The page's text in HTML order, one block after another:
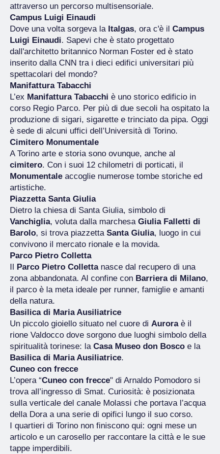
attraverso un percorso multisensoriale.
Campus Luigi Einaudi
Dove una volta sorgeva la Italgas, ora c'è il Campus
Luigi Einaudi. Sapevi che è stato progettato
dall'architetto britannico Norman Foster ed è stato
inserito dalla CNN tra i dieci edifici universitari più
spettacolari del mondo?
Manifattura Tabacchi
L’ex Manifattura Tabacchi è uno storico edificio in
corso Regio Parco. Per più di due secoli ha ospitato la
produzione di sigari, sigarette e trinciato da pipa. Oggi
è sede di alcuni uffici dell’Università di Torino.
Cimitero Monumentale
A Torino arte e storia sono ovunque, anche al
cimitero. Con i suoi 12 chilometri di porticati, il
Monumentale accoglie numerose tombe storiche ed
artistiche.
Piazzetta Santa Giulia
Dietro la chiesa di Santa Giulia, simbolo di
Vanchiglia, voluta dalla marchesa Giulia Falletti di
Barolo, si trova piazzetta Santa Giulia, luogo in cui
convivono il mercato rionale e la movida.
Parco Pietro Colletta
Il Parco Pietro Collettanasce dal recupero di una
zona abbandonata. Al confine con Barriera di Milano,
il parco è la meta ideale per runner, famiglie e amanti
della natura.
Basilica di Maria Ausiliatrice
Un piccolo gioiello situato nel cuore di Aurora è il
rione Valdocco dove sorgono due luoghi simbolo della
spiritualità torinese: la Casa Museo don Bosco e la
Basilica di Maria Ausiliatrice.
Cuneo con frecce
L’opera “Cuneo con frecce" di Arnaldo Pomodoro si
trova all’ingresso di Smat. Curiosità: è posizionata
sulla verticale del canale Molassi che portava l’acqua
della Dora a una serie di opifici lungo il suo corso.
I quartieri di Torino non finiscono qui: ogni mese un
articolo e un carosello per raccontare la città e le sue
tappe imperdibili.